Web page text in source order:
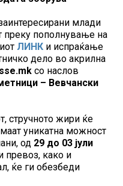
млади
преку пополнување на
ЛИНК и испраќање
дело во акрилна
со наслов
– Вевчански
стручното жири ќе
уникатна можност
од 29 до 03 јули
превоз, како и
ќе ги обезбеди